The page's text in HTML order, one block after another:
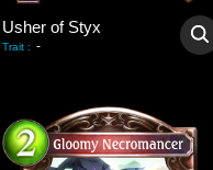
Usher of Styx
Trait : -